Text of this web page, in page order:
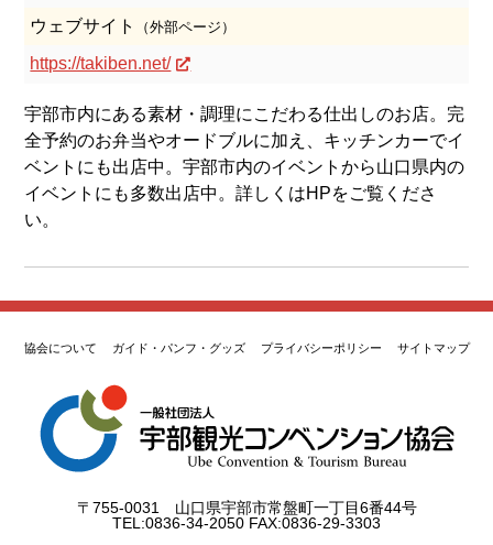
ウェブサイト
（外部ページ）
https://takiben.net/
宇部市内にある素材・調理にこだわる仕出しのお店。完
全予約のお弁当やオードブルに加え、キッチンカーでイ
ベントにも出店中。宇部市内のイベントから山口県内の
イベントにも多数出店中。詳しくはHPをご覧くださ
い。
協会について ガイド・パンフ・グッズ プライバシーポリシー サイトマップ
〒755-0031 山口県宇部市常盤町一丁目6番44号
TEL:0836-34-2050 FAX:0836-29-3303